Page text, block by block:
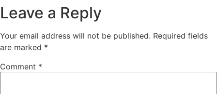
Leave a Reply
Your email address will not be published. Required fields
are marked *
Comment *